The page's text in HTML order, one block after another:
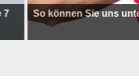
können Sie uns